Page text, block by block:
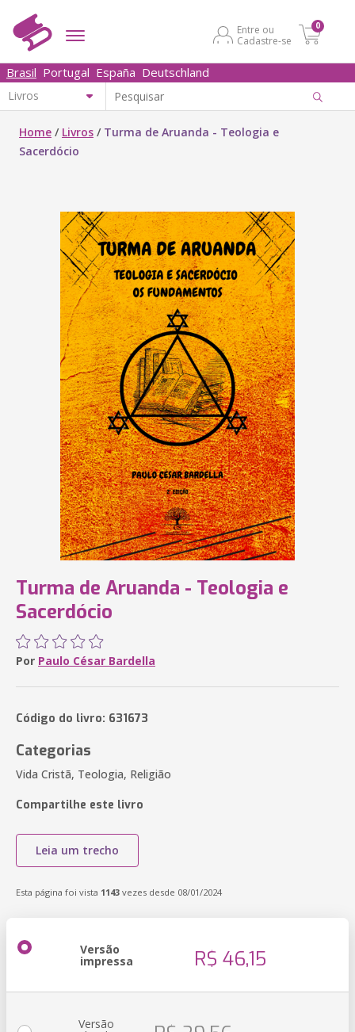
Entre ou
Cadastre-se
0
Brasil Portugal España Deutschland
Home / Livros / Turma de Aruanda - Teologia e
Sacerdócio
Turma de Aruanda - Teologia e
Sacerdócio
Por Paulo César Bardella
Código do livro: 631673
Categorias
Vida Cristã, Teologia, Religião
Compartilhe este livro
Leia um trecho
Esta página foi vista 1143 vezes desde 08/01/2024
Versão
impressa R$ 46,15
Versão